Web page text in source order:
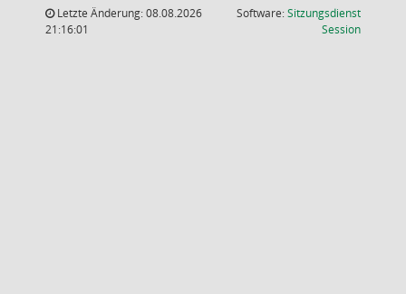
Letzte Änderung: 08.08.2026
21:16:01
Software:Sitzungsdienst
Session(Wird in